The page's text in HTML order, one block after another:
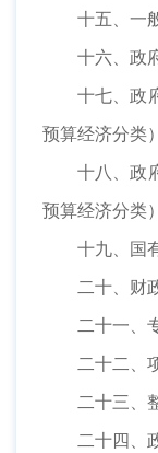
十五、一般
十六、政府
十七、政府
预算经济分类）
十八、政府
预算经济分类）
十九、国有
二十、财政
二十一、专
二十二、项
二十三、整
二十四、政